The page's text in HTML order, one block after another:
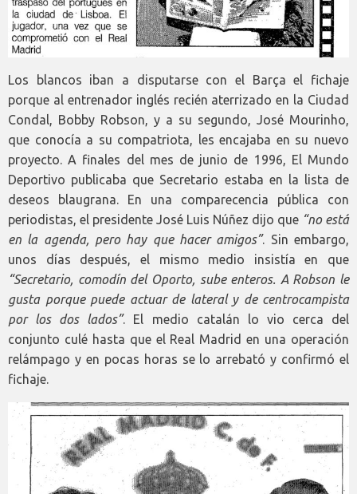
Los blancos iban a disputarse con el Barça el fichaje
porque al entrenador inglés recién aterrizado en la Ciudad
Condal, Bobby Robson, y a su segundo, José Mourinho,
que conocía a su compatriota, les encajaba en su nuevo
proyecto. A finales del mes de junio de 1996, El Mundo
Deportivo publicaba que Secretario estaba en la lista de
deseos blaugrana. En una comparecencia pública con
periodistas, el presidente José Luis Núñez dijo que “no está
en la agenda, pero hay que hacer amigos”. Sin embargo,
unos días después, el mismo medio insistía en que
“Secretario, comodín del Oporto, sube enteros. A Robson le
gusta porque puede actuar de lateral y de centrocampista
por los dos lados”. El medio catalán lo vio cerca del
conjunto culé hasta que el Real Madrid en una operación
relámpago y en pocas horas se lo arrebató y confirmó el
fichaje.